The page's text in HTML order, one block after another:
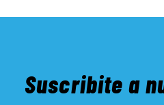
Suscribite a